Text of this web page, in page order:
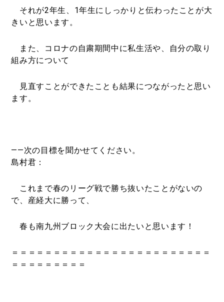
それが2年生、1年生にしっかりと伝わったことが大
きいと思います。
また、コロナの自粛期間中に私生活や、自分の取り
組み方について
見直すことができたことも結果につながったと思い
ます。
――次の目標を聞かせてください。
島村君：
これまで春のリーグ戦で勝ち抜いたことがないの
で、産経大に勝って、
春も南九州ブロック大会に出たいと思います！
＝＝＝＝＝＝＝＝＝＝＝＝＝＝＝＝＝＝＝＝＝＝＝＝
＝＝＝＝＝＝＝＝＝